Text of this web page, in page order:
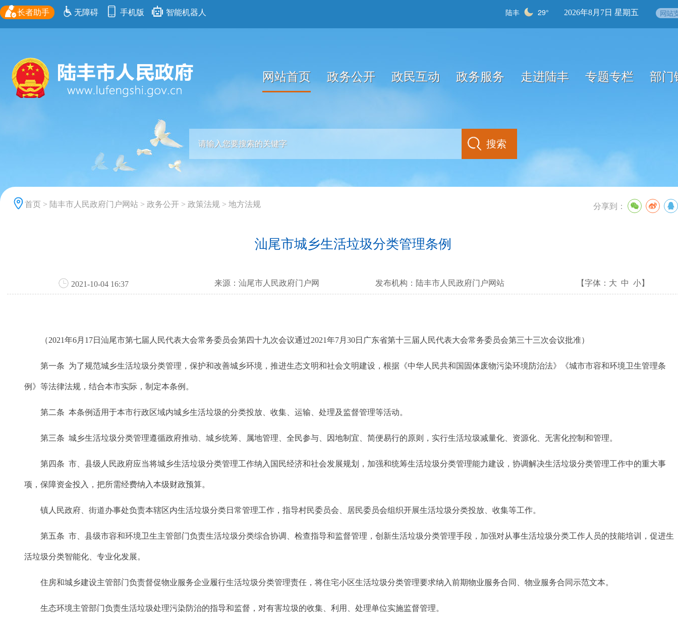
长者助手 无障碍 手机版 智能机器人 陆丰 29° 2026年8月7日 星期五
网站首页 政务公开 政民互动 政务服务 走进陆丰 专题专栏 部门
首页 > 陆丰市人民政府门户网站 > 政务公开 > 政策法规 > 地方法规 分享到：
汕尾市城乡生活垃圾分类管理条例
2021-10-04 16:37 来源： 汕尾市人民政府门户网 发布机构： 陆丰市人民政府门户网站 【字体： 大 中 小】
（2021年6月17日汕尾市第七届人民代表大会常务委员会第四十九次会议通过2021年7月30日广东省第十三届人民代表大会常务委员会第三十三次会议批准）
第一条 为了规范城乡生活垃圾分类管理，保护和改善城乡环境，推进生态文明和社会文明建设，根据《中华人民共和国固体废物污染环境防治法》《城市市容和环境卫生管理条
例》等法律法规，结合本市实际，制定本条例。
第二条 本条例适用于本市行政区域内城乡生活垃圾的分类投放、收集、运输、处理及监督管理等活动。
第三条 城乡生活垃圾分类管理遵循政府推动、城乡统筹、属地管理、全民参与、因地制宜、简便易行的原则，实行生活垃圾减量化、资源化、无害化控制和管理。
第四条 市、县级人民政府应当将城乡生活垃圾分类管理工作纳入国民经济和社会发展规划，加强和统筹生活垃圾分类管理能力建设，协调解决生活垃圾分类管理工作中的重大事
项，保障资金投入，把所需经费纳入本级财政预算。
镇人民政府、街道办事处负责本辖区内生活垃圾分类日常管理工作，指导村民委员会、居民委员会组织开展生活垃圾分类投放、收集等工作。
第五条 市、县级市容和环境卫生主管部门负责生活垃圾分类综合协调、检查指导和监督管理，创新生活垃圾分类管理手段，加强对从事生活垃圾分类工作人员的技能培训，促进生
活垃圾分类智能化、专业化发展。
住房和城乡建设主管部门负责督促物业服务企业履行生活垃圾分类管理责任，将住宅小区生活垃圾分类管理要求纳入前期物业服务合同、物业服务合同示范文本。
生态环境主管部门负责生活垃圾处理污染防治的指导和监督，对有害垃圾的收集、利用、处理单位实施监督管理。